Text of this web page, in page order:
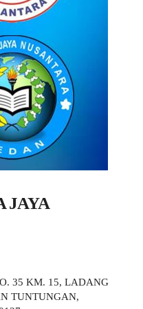
JAYA
35 KM. 15, LADANG
TUNTUNGAN,